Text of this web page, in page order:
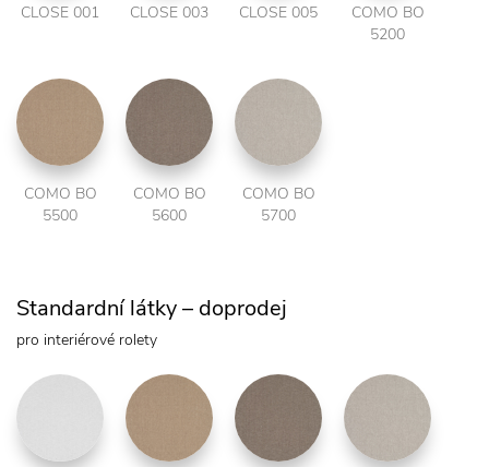
CLOSE 001 CLOSE 003 CLOSE 005
COMO BO
5200
COMO BO
5500
COMO BO
5600
COMO BO
5700
Standardní látky – doprodej
pro interiérové rolety